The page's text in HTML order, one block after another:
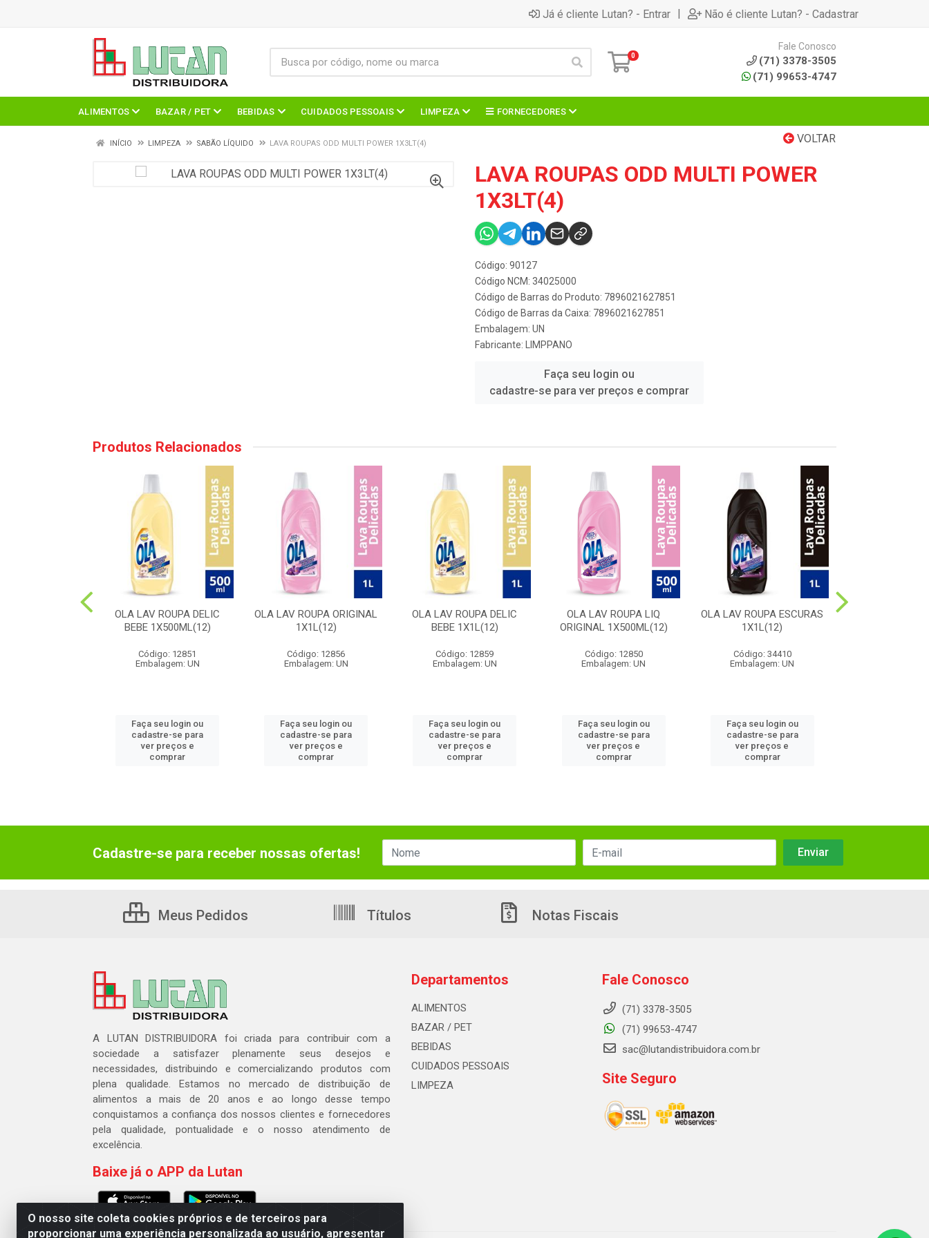
Já é cliente Lutan? - Entrar | Não é cliente Lutan? - Cadastrar
0
Fale Conosco
(71) 3378-3505
(71) 99653-4747
ALIMENTOS BAZAR / PET BEBIDAS CUIDADOS PESSOAIS LIMPEZA FORNECEDORES
VOLTAR
INÍCIO LIMPEZA SABÃO LÍQUIDO LAVA ROUPAS ODD MULTI POWER 1X3LT(4)
LAVA ROUPAS ODD MULTI POWER
1X3LT(4)
Código: 90127
Código NCM: 34025000
Código de Barras do Produto: 7896021627851
Código de Barras da Caixa: 7896021627851
Embalagem: UN
Fabricante:
LIMPPANO
Faça seu login ou
cadastre-se para ver preços e comprar
Produtos Relacionados
OLA LAV ROUPA DELIC
BEBE 1X500ML(12)
Código: 12851
Embalagem: UN
Faça seu login ou
cadastre-se para
ver preços e
comprar
OLA LAV ROUPA ORIGINAL
1X1L(12)
Código: 12856
Embalagem: UN
Faça seu login ou
cadastre-se para
ver preços e
comprar
OLA LAV ROUPA DELIC
BEBE 1X1L(12)
Código: 12859
Embalagem: UN
Faça seu login ou
cadastre-se para
ver preços e
comprar
OLA LAV ROUPA LIQ
ORIGINAL 1X500ML(12)
Código: 12850
Embalagem: UN
Faça seu login ou
cadastre-se para
ver preços e
comprar
OLA LAV ROUPA ESCURAS
1X1L(12)
Código: 34410
Embalagem: UN
Faça seu login ou
cadastre-se para
ver preços e
comprar
O nosso site coleta cookies próprios e de terceiros para
proporcionar uma experiência personalizada ao usuário, apresentar
Cadastre-se para receber nossas ofertas!
Meus Pedidos Títulos Notas Fiscais
A LUTAN DISTRIBUIDORA foi criada para contribuir com a
sociedade a satisfazer plenamente seus desejos e
necessidades, distribuindo e comercializando produtos com
plena qualidade. Estamos no mercado de distribuição de
alimentos a mais de 20 anos e ao longo desse tempo
conquistamos a confiança dos nossos clientes e fornecedores
pela qualidade, pontualidade e o nosso atendimento de
excelência.
Baixe já o APP da Lutan
Departamentos
ALIMENTOS
BAZAR / PET
BEBIDAS
CUIDADOS PESSOAIS
LIMPEZA
Fale Conosco
(71) 3378-3505
(71) 99653-4747
sac@lutandistribuidora.com.br
Site Seguro